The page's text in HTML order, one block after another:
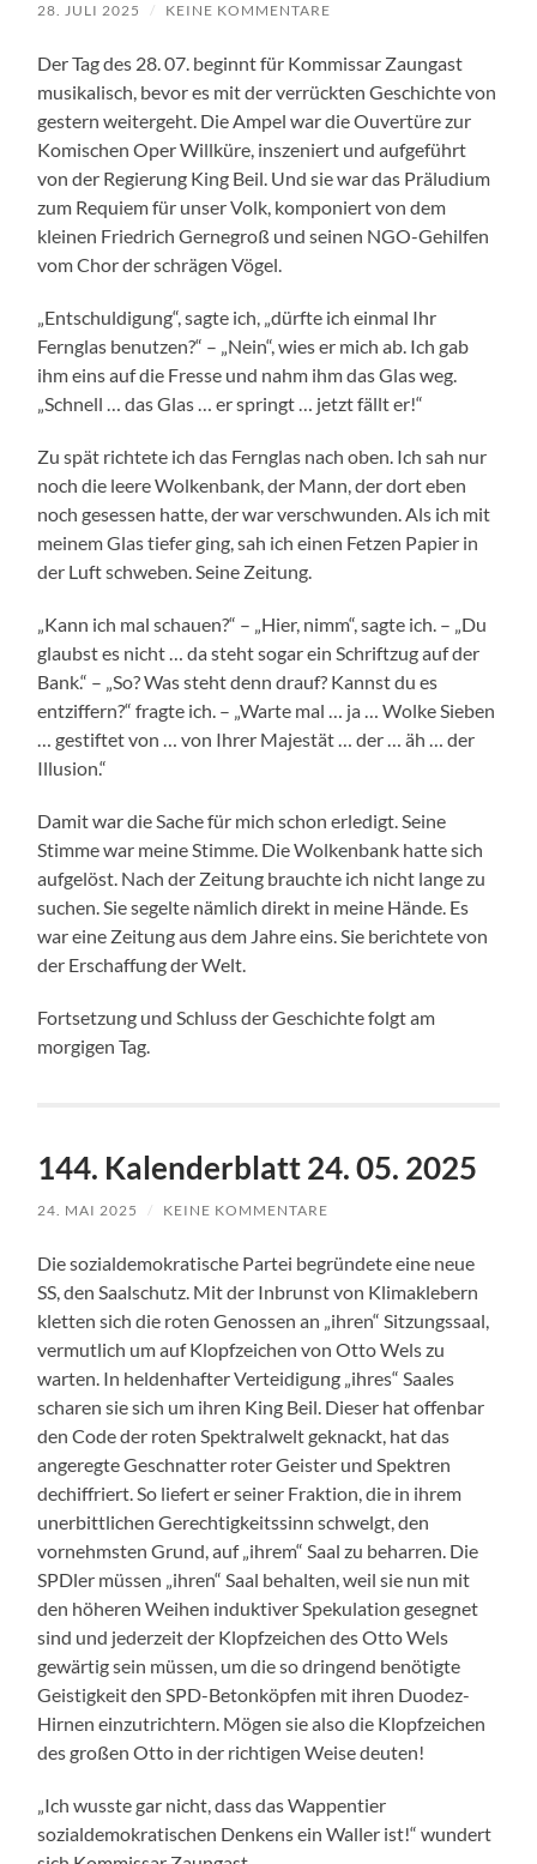
28. JULI 2025 / KEINE KOMMENTARE
Der Tag des 28. 07. beginnt für Kommissar Zaungast
musikalisch, bevor es mit der verrückten Geschichte von
gestern weitergeht. Die Ampel war die Ouvertüre zur
Komischen Oper Willküre, inszeniert und aufgeführt
von der Regierung King Beil. Und sie war das Präludium
zum Requiem für unser Volk, komponiert von dem
kleinen Friedrich Gernegroß und seinen NGO-Gehilfen
vom Chor der schrägen Vögel.
„Entschuldigung“, sagte ich, „dürfte ich einmal Ihr
Fernglas benutzen?“ – „Nein“, wies er mich ab. Ich gab
ihm eins auf die Fresse und nahm ihm das Glas weg.
„Schnell … das Glas … er springt … jetzt fällt er!“
Zu spät richtete ich das Fernglas nach oben. Ich sah nur
noch die leere Wolkenbank, der Mann, der dort eben
noch gesessen hatte, der war verschwunden. Als ich mit
meinem Glas tiefer ging, sah ich einen Fetzen Papier in
der Luft schweben. Seine Zeitung.
„Kann ich mal schauen?“ – „Hier, nimm“, sagte ich. – „Du
glaubst es nicht … da steht sogar ein Schriftzug auf der
Bank.“ – „So? Was steht denn drauf? Kannst du es
entziffern?“ fragte ich. – „Warte mal … ja … Wolke Sieben
… gestiftet von … von Ihrer Majestät … der … äh … der
Illusion.“
Damit war die Sache für mich schon erledigt. Seine
Stimme war meine Stimme. Die Wolkenbank hatte sich
aufgelöst. Nach der Zeitung brauchte ich nicht lange zu
suchen. Sie segelte nämlich direkt in meine Hände. Es
war eine Zeitung aus dem Jahre eins. Sie berichtete von
der Erschaffung der Welt.
Fortsetzung und Schluss der Geschichte folgt am
morgigen Tag.
144. Kalenderblatt 24. 05. 2025
24. MAI 2025 / KEINE KOMMENTARE
Die sozialdemokratische Partei begründete eine neue
SS, den Saalschutz. Mit der Inbrunst von Klimaklebern
kletten sich die roten Genossen an „ihren“ Sitzungssaal,
vermutlich um auf Klopfzeichen von Otto Wels zu
warten. In heldenhafter Verteidigung „ihres“ Saales
scharen sie sich um ihren King Beil. Dieser hat offenbar
den Code der roten Spektralwelt geknackt, hat das
angeregte Geschnatter roter Geister und Spektren
dechiffriert. So liefert er seiner Fraktion, die in ihrem
unerbittlichen Gerechtigkeitssinn schwelgt, den
vornehmsten Grund, auf „ihrem“ Saal zu beharren. Die
SPDler müssen „ihren“ Saal behalten, weil sie nun mit
den höheren Weihen induktiver Spekulation gesegnet
sind und jederzeit der Klopfzeichen des Otto Wels
gewärtig sein müssen, um die so dringend benötigte
Geistigkeit den SPD-Betonköpfen mit ihren Duodez-
Hirnen einzutrichtern. Mögen sie also die Klopfzeichen
des großen Otto in der richtigen Weise deuten!
„Ich wusste gar nicht, dass das Wappentier
sozialdemokratischen Denkens ein Waller ist!“ wundert